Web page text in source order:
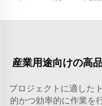
産業用途向けの高
プロジェクトに適した
的かつ効率的に作業を